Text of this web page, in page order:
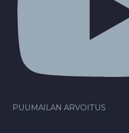
PUUMAILAN ARVOITUS